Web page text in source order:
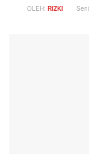
OLEH: RIZKI